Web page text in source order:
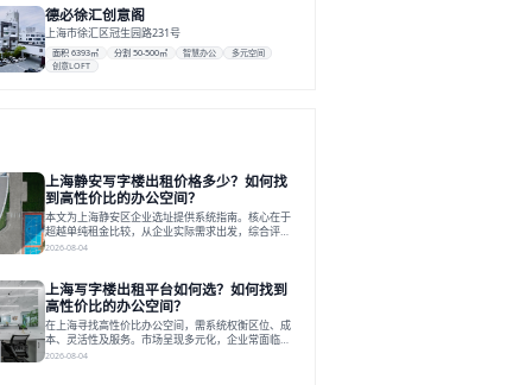
德必徐汇创意阁
上海市徐汇区冠生园路231号
面积 6393㎡ 分割 50-500㎡ 智慧办公
多元空间
创意LOFT
上海静安写字楼出租价格多少？如何找
到高性价比的办公空间？
本文为上海静安区企业选址提供系统指南。核心在于
超越单纯租金比较，从企业实际需求出发，综合评估
交通、硬件、空间弹性、配套服务及产业生态等多维
升性价比，并通过不同规模企业的实际案例加以说
明。之后指出，专业运营服务商提供的稳定环境、社
群活动与产业集聚等增值服务，是很大化空间价值、
助力企业成长的关键。对于许多在
2026-08-04
上海写字楼出租平台如何选？如何找到
高性价比的办公空间？
在上海寻找高性价比办公空间，需系统权衡区位、成
本、灵活性及服务。市场呈现多元化，企业常面临租
赁流程复杂、隐性成本高等挑战。选择平台时，应评
2026-08-04